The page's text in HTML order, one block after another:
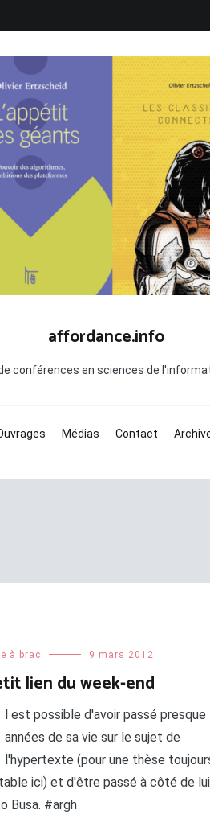
affordance.info
conférences en sciences de
Médias Contact
à brac 9 mars 2012
lien du week-end
l est possible d'avoir passé presque
années de sa vie sur le sujet de
l'hypertexte (pour une thèse
ici) et d'être passé à côté de
Busa. #argh